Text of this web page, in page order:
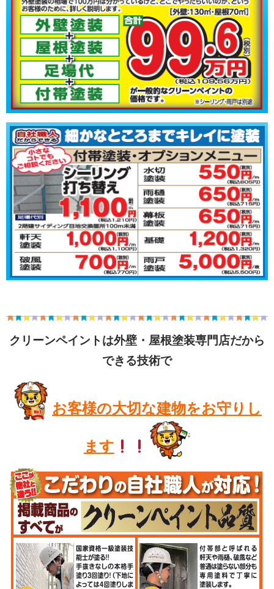
クリーンペイントは外壁・屋根塗装専門店だから
できる技術で
お客様の大切な建物をお守りし
ます